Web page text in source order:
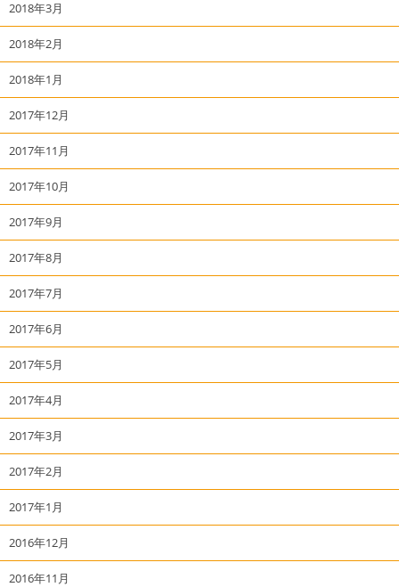
2018年3月
2018年2月
2018年1月
2017年12月
2017年11月
2017年10月
2017年9月
2017年8月
2017年7月
2017年6月
2017年5月
2017年4月
2017年3月
2017年2月
2017年1月
2016年12月
2016年11月